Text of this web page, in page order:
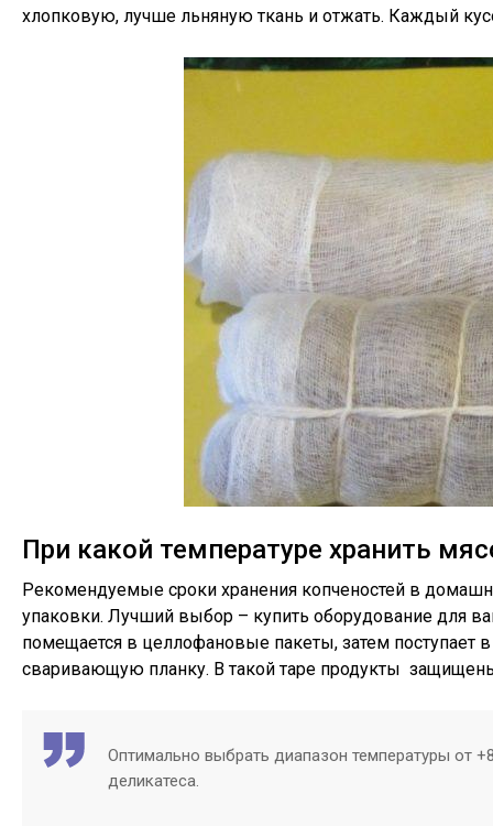
хлопковую, лучше льняную ткань и отжать. Каждый
При какой температуре хранить
Рекомендуемые сроки хранения копченостей в
упаковки. Лучший выбор – купить оборудование для
помещается в целлофановые пакеты, затем поступает
сваривающую планку. В такой таре продукты
Оптимально выбрать диапазон температуры от
деликатеса.